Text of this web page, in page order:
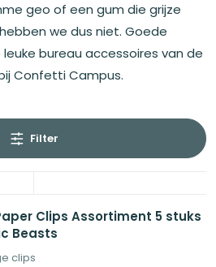
geo of een gum die grijze
we dus niet. Goede
bureau accessoires van de
Confetti Campus.
Filter
Clips Assortiment 5 stuks
Beasts
clips